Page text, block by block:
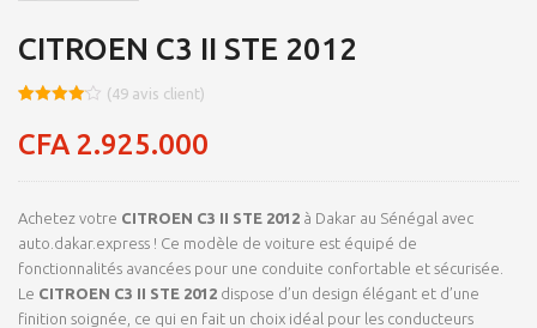
CITROEN C3 II STE 2012
sur 5
basé
notations
(49 avis client)
CFA 2.925.000
Achetez votre CITROEN C3 II STE 2012 à Dakar au Sénégal avec
auto.dakar.express ! Ce modèle de voiture est équipé de
fonctionnalités avancées pour une conduite confortable et sécurisée.
Le CITROEN C3 II STE 2012 dispose d’un design élégant et d’une
finition soignée, ce qui en fait un choix idéal pour les conducteurs